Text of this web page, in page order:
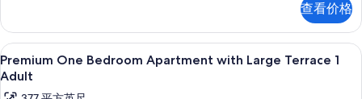
Adults+1
Child
的
所
with
Balcony,
Pool
View
查看价格
显
示
Premium
高档床上用品、客房内保险箱、免费
9
Premium One Bedroom Apartment with Large Terrace 1
Adult